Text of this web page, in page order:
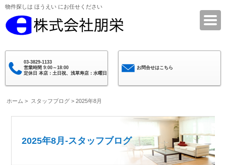
物件探しは ほうえい にお任せください
03-3829-1133
営業時間 9:00～18:00
定休日 本店：土日祝、浅草寿店：水曜日
お問合せはこちら
ホーム > スタッフブログ > 2025年8月
2025年8月-スタッフブログ